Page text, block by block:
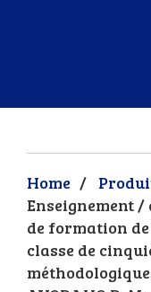
Home /
Enseignement
de formation
classe de